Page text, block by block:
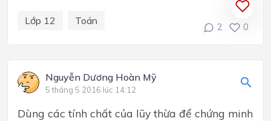
Lớp 12 Toán
2 0
Nguyễn Dương Hoàn Mỹ
5 tháng 5 2016 lúc 14:12
Dùng các tính chất của lũy thừa để chứng minh